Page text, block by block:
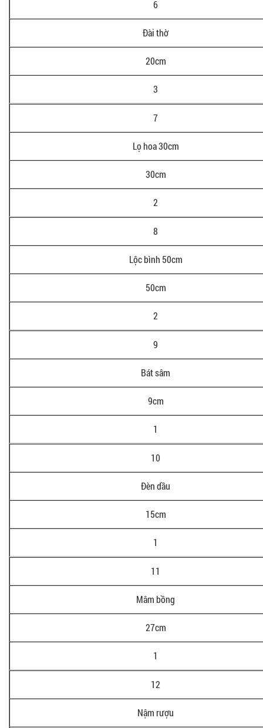
6
Đài thờ
20cm
3
7
Lọ hoa 30cm
30cm
2
8
Lộc bình 50cm
50cm
2
9
Bát sâm
9cm
1
10
Đèn dầu
15cm
1
11
Mâm bồng
27cm
1
12
Nậm rượu